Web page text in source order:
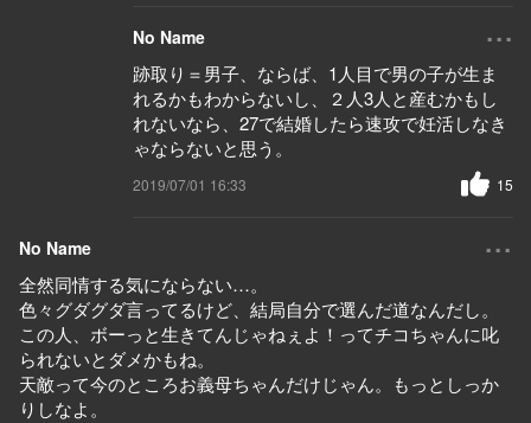
No Name ...
跡取り＝男子、ならば、1人目で男の子が生ま
れるかもわからないし、２人3人と産むかもし
れないなら、27で結婚したら速攻で妊活しなき
ゃならないと思う。
2019/07/01 16:33 15
No Name ...
全然同情する気にならない…。
色々グダグダ言ってるけど、結局自分で選んだ道なんだし。
この人、ボーっと生きてんじゃねぇよ！ってチコちゃんに叱
られないとダメかもね。
天敵って今のところお義母ちゃんだけじゃん。もっとしっか
りしなよ。